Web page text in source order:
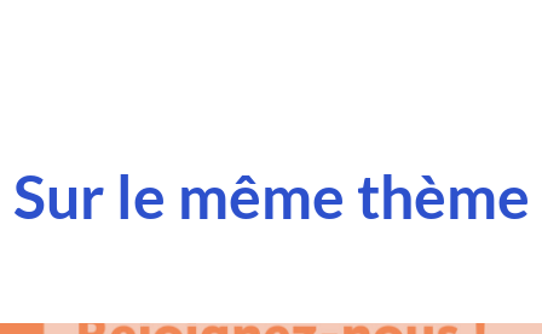
Sur le même thème